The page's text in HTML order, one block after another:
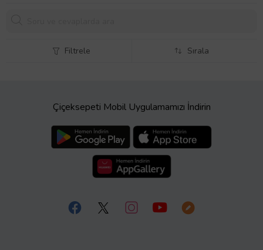
Filtrele Sırala
Çiçeksepeti Mobil Uygulamamızı İndirin